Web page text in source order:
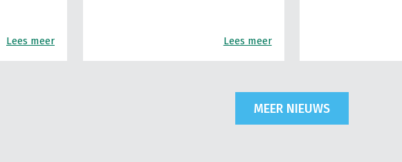
Lees meer Lees meer
MEER NIEUWS